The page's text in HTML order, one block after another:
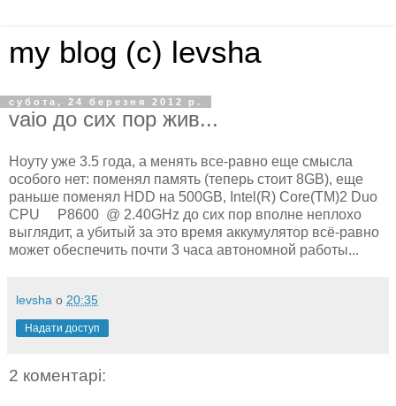
my blog (c) levsha
субота, 24 березня 2012 р.
vaio до сих пор жив...
Ноуту уже 3.5 года, а менять все-равно еще смысла
особого нет: поменял память (теперь стоит 8GB), еще
раньше поменял HDD на 500GB, Intel(R) Core(TM)2 Duo
CPU P8600 @ 2.40GHz до сих пор вполне неплохо
выглядит, а убитый за это время аккумулятор всё-равно
может обеспечить почти 3 часа автономной работы...
levsha о 20:35
Надати доступ
2 коментарі: